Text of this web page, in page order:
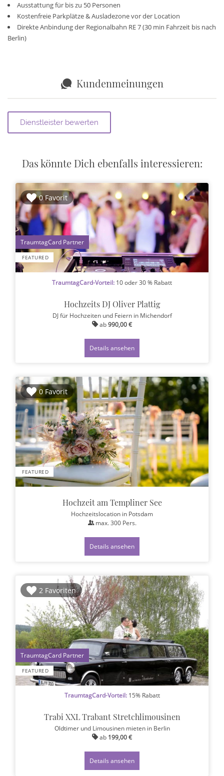
Ausstattung für bis zu 50 Personen
Kostenfreie Parkplätze & Ausladezone vor der Location
Direkte Anbindung der Regionalbahn RE 7 (30 min Fahrzeit bis nach
Berlin)
Kundenmeinungen
Das könnte Dich ebenfalls interessieren:
0 Favorit
FEATURED
1
TraumtagCard-Vorteil: 10 oder 30 % Rabatt
Hochzeits DJ Oliver Plattig
DJ für Hochzeiten und Feiern in Michendorf
ab990,00 €
Details ansehen
0 Favorit
FEATURED
Hochzeit am Templiner See
Hochzeitslocation in Potsdam
max. 300Pers.
Details ansehen
2 Favoriten
FEATURED
1
TraumtagCard-Vorteil:15% Rabatt
Trabi XXL Trabant Stretchlimousinen
Oldtimer und Limousinen mieten in Berlin
ab 199,00 €
Details ansehen